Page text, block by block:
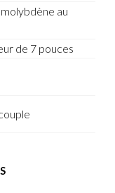
au
de 7 pouces